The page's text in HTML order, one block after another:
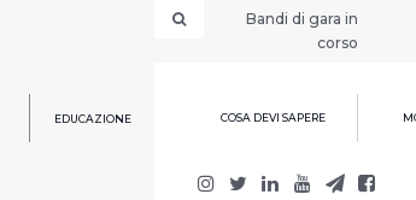
Bandi di gara in
corso
EDUCAZIONE COSA DEVI SAPERE